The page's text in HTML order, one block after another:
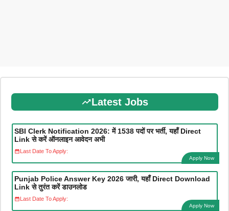
Latest Jobs
SBI Clerk Notification 2026: में 1538 पदों पर भर्ती, यहाँ Direct
Link से करें ऑनलाइन आवेदन अभी
Last Date To Apply:
Apply Now
Punjab Police Answer Key 2026 जारी, यहाँ Direct Download
Link से तुरंत करें डाउनलोड
Last Date To Apply:
Apply Now